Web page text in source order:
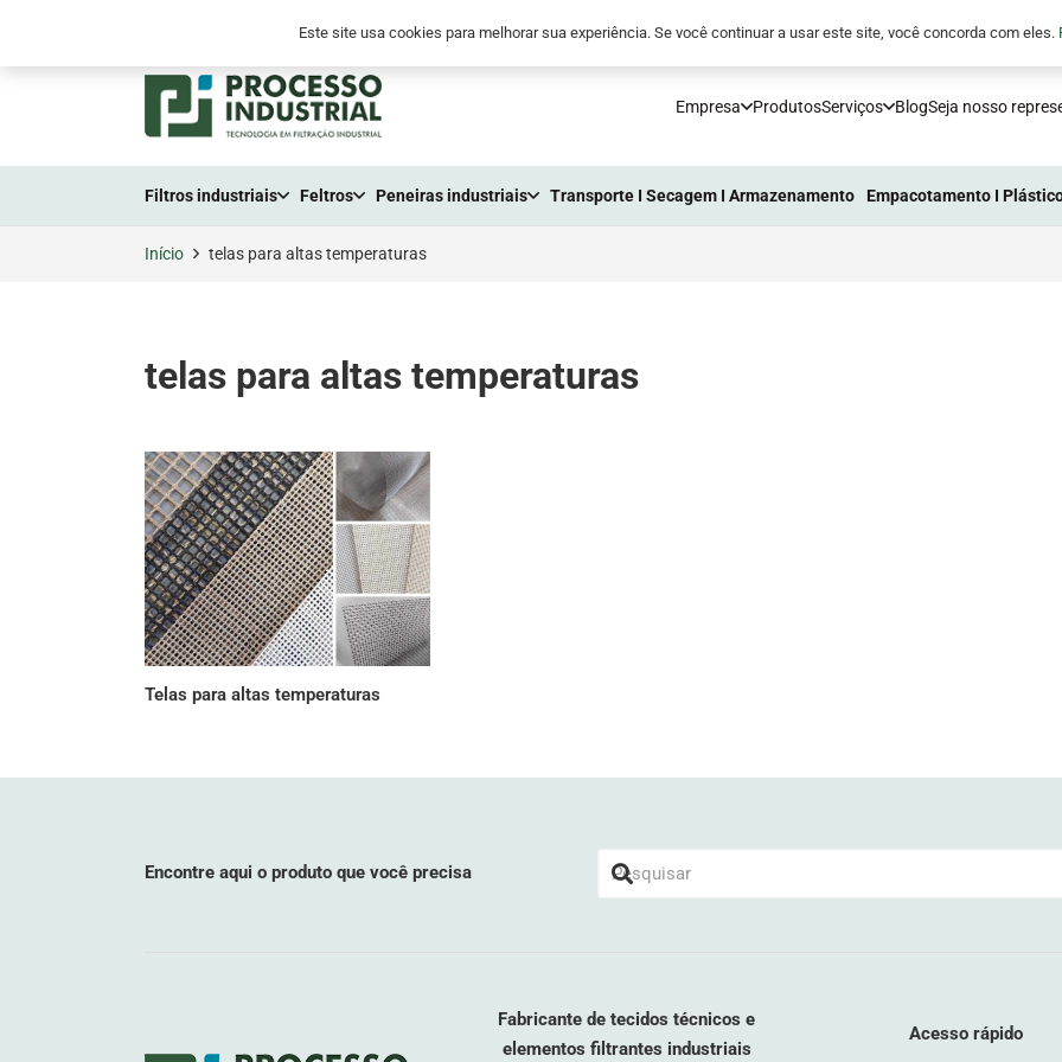
+55 (41) 2105-3300 +55 (41) 9 8794-6555 comunicacao@processoindustrial.com.br
Empresa ProdutosServiços BlogSeja nosso
Filtros industriais Feltros Peneiras industriais Transporte I Secagem I Armazenamento Empacotamento I
Início telas para altas temperaturas
telas para altas temperaturas
Telas para altas temperaturas
Encontre aqui o produto que você precisa
Fabricante de tecidos técnicos e
elementos filtrantes industriais
Acesso rápido
Este site usa cookies para melhorar sua experiência. Se você continuar a usar este site, você concorda com eles.